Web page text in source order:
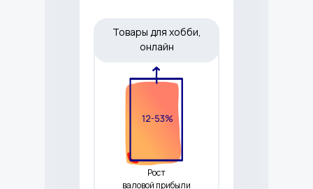
Рост
валовой прибыли
Товары для хобби,
онлайн